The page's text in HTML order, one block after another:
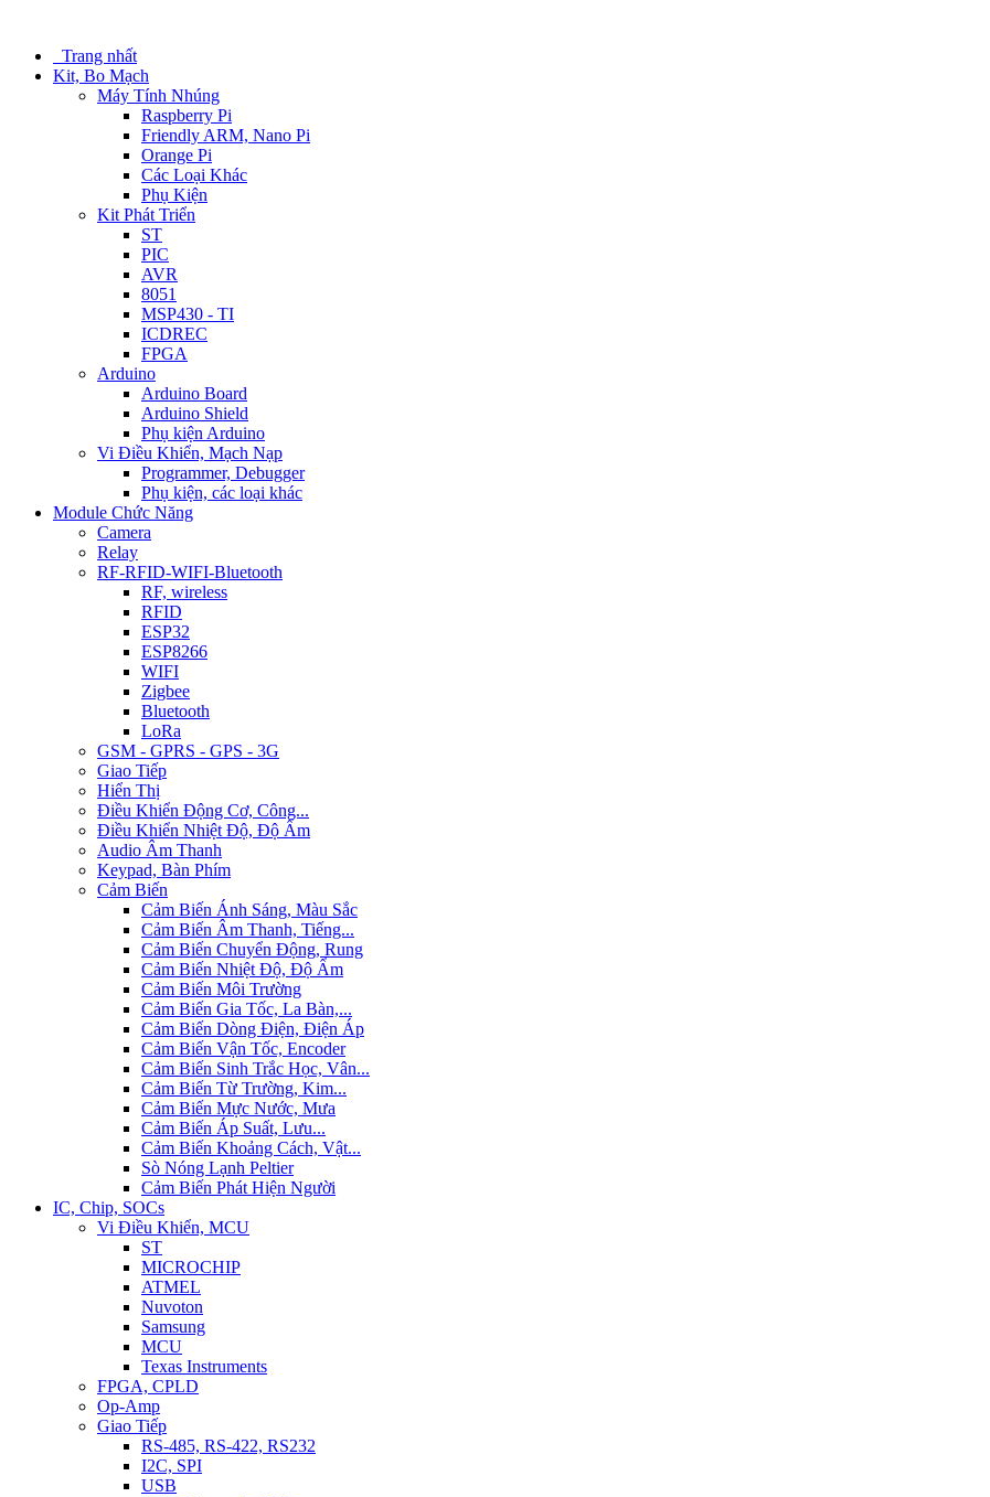
Trang nhất
Kit, Bo Mạch
Máy Tính Nhúng
Raspberry Pi
Friendly ARM, Nano Pi
Orange Pi
Các Loại Khác
Phụ Kiện
Kit Phát Triển
ST
PIC
AVR
8051
MSP430 - TI
ICDREC
FPGA
Arduino
Arduino Board
Arduino Shield
Phụ kiện Arduino
Vi Điều Khiển, Mạch Nạp
Programmer, Debugger
Phụ kiện, các loại khác
Module Chức Năng
Camera
Relay
RF-RFID-WIFI-Bluetooth
RF, wireless
RFID
ESP32
ESP8266
WIFI
Zigbee
Bluetooth
LoRa
GSM - GPRS - GPS - 3G
Giao Tiếp
Hiển Thị
Điều Khiển Động Cơ, Công...
Điều Khiển Nhiệt Độ, Độ Ẩm
Audio Âm Thanh
Keypad, Bàn Phím
Cảm Biến
Cảm Biến Ánh Sáng, Màu Sắc
Cảm Biến Âm Thanh, Tiếng...
Cảm Biến Chuyển Động, Rung
Cảm Biến Nhiệt Độ, Độ Ẩm
Cảm Biến Môi Trường
Cảm Biến Gia Tốc, La Bàn,...
Cảm Biến Dòng Điện, Điện Áp
Cảm Biến Vận Tốc, Encoder
Cảm Biến Sinh Trắc Học, Vân...
Cảm Biến Từ Trường, Kim...
Cảm Biến Mực Nước, Mưa
Cảm Biến Áp Suất, Lưu...
Cảm Biến Khoảng Cách, Vật...
Sò Nóng Lạnh Peltier
Cảm Biến Phát Hiện Người
IC, Chip, SOCs
Vi Điều Khiển, MCU
ST
MICROCHIP
ATMEL
Nuvoton
Samsung
MCU
Texas Instruments
FPGA, CPLD
Op-Amp
Giao Tiếp
RS-485, RS-422, RS232
I2C, SPI
USB